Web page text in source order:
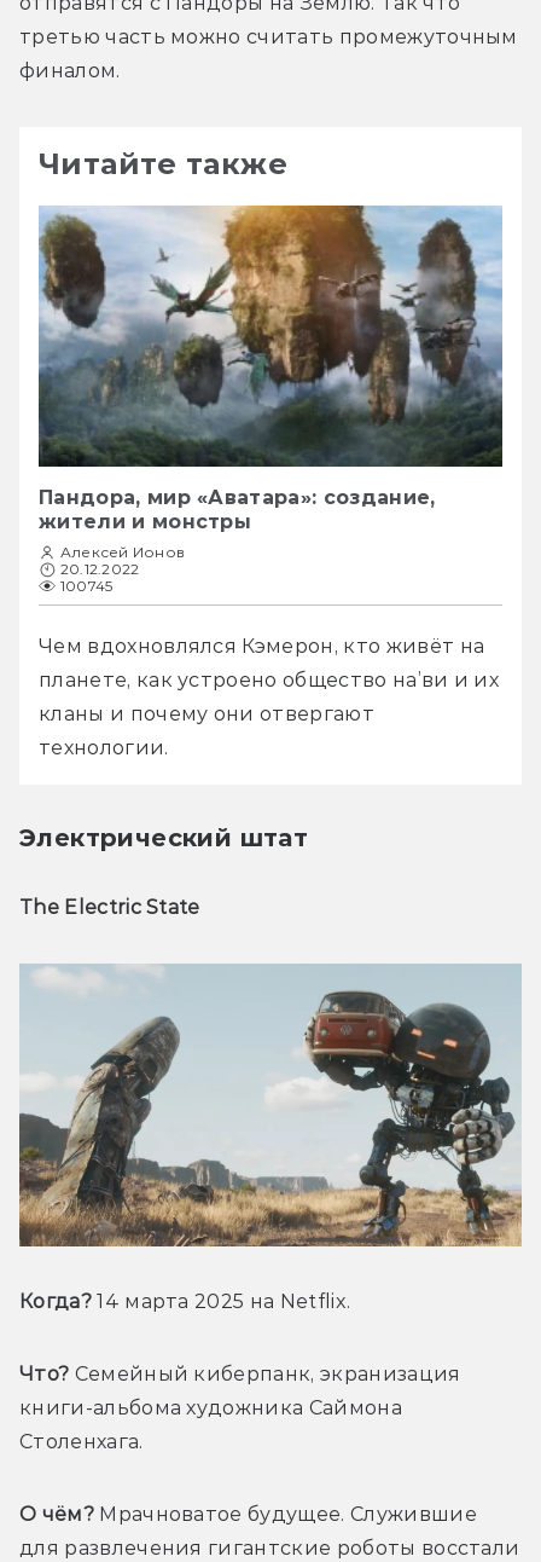
третью часть можно считать промежуточным
финалом.
Читайте также
Пандора, мир «Аватара»: создание,
жители и монстры
Алексей Ионов
20.12.2022
100745
Чем вдохновлялся Кэмерон, кто живёт на
планете, как устроено общество на’ви и их
кланы и почему они отвергают
технологии.
Электрический штат
The Electric State
Когда? 14 марта 2025 на Netflix.
Что? Семейный киберпанк, экранизация
книги-альбома художника Саймона
Столенхага.
О чём? Мрачноватое будущее. Служившие
для развлечения гигантские роботы восстали